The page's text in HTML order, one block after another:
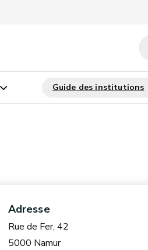
Adresse
Rue de Fer, 42
5000 Namur